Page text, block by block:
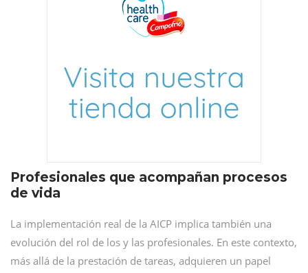
Profesionales que acompañan procesos
de vida
La implementación real de la AICP implica también una
evolución del rol de los y las profesionales. En este contexto,
más allá de la prestación de tareas, adquieren un papel